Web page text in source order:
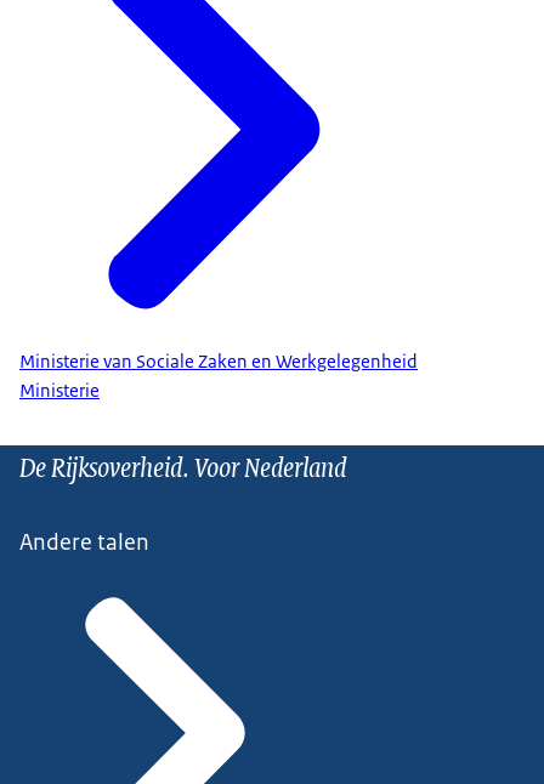
Ministerie van Sociale Zaken en Werkgelegenheid
Ministerie
De Rijksoverheid. Voor Nederland
Andere talen